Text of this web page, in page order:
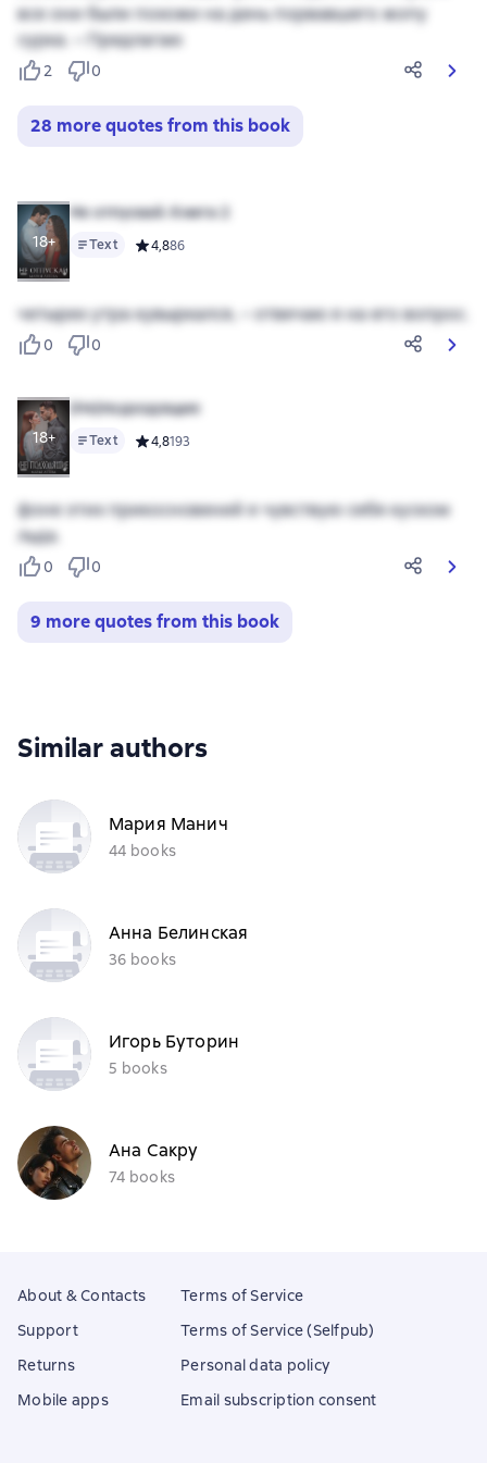
все они были похожи на день порвавшего жопу
сурка. – Предлагаю
2 0
28 more quotes from this book
18+
Не отпускай. Книга 2
Text Средний рейтинг 4,8 на основе 86 оценок
4,886
четырех утра кувыркался, – отвечаю я на его вопрос.
0 0
18+
(Не)подходящие
Text Средний рейтинг 4,8 на основе 193 оценок
4,8193
фоне этих прикосновений я чувствую себя куском
льда.
0 0
9 more quotes from this book
Similar authors
Мария Манич
44 books
Анна Белинская
36 books
Игорь Буторин
5 books
Ана Сакру
74 books
About & Contacts
Support
Returns
Mobile apps
Terms of Service
Terms of Service (Selfpub)
Personal data policy
Email subscription consent